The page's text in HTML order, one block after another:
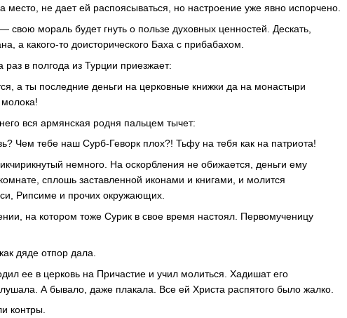
место, не дает ей распоясываться, но настроение уже явно испорчено.
мораль будет гнуть о пользе духовных ценностей. Дескать,
а какого-то доисторического Баха с прибабахом.
раз в полгода из Турции приезжает:
а ты последние деньги на церковные книжки да на монастыри
молока!
вся армянская родня пальцем тычет:
Чем тебе наш Сурб-Геворк плох?! Тьфу на тебя как на патриота!
немного. На оскорбления не обижается, деньги ему
сплошь заставленной иконами и книгами, и молится
Рипсиме и прочих окружающих.
на котором тоже Сурик в свое время настоял. Первомученицу
дяде отпор дала.
ее в церковь на Причастие и учил молиться. Хадишат его
А бывало, даже плакала. Все ей Христа распятого было жалко.
контры.